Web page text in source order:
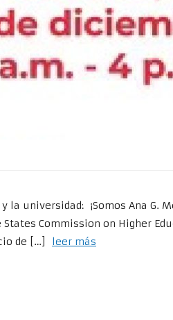
y la universidad: ¡Somos Ana
Commission on Higher
de […]
leer más